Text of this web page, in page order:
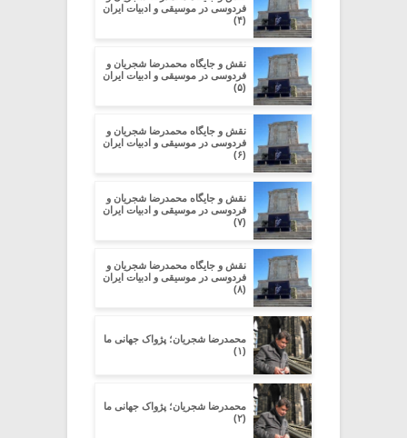
فردوسی در موسیقی و ادبیات ایران
(۴)
نقش و جایگاه محمدرضا شجریان و
فردوسی در موسیقی و ادبیات ایران
(۵)
نقش و جایگاه محمدرضا شجریان و
فردوسی در موسیقی و ادبیات ایران
(۶)
نقش و جایگاه محمدرضا شجریان و
فردوسی در موسیقی و ادبیات ایران
(۷)
نقش و جایگاه محمدرضا شجریان و
فردوسی در موسیقی و ادبیات ایران
(۸)
محمدرضا شجریان؛ پژواک جهانی ما
(۱)
محمدرضا شجریان؛ پژواک جهانی ما
(۲)